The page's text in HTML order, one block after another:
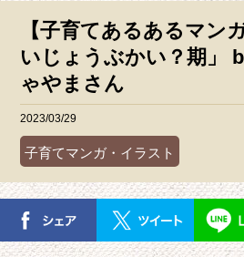
【子育てあるあるマン
いじょうぶかい？期」
ゃやまさん
2023/03/29
子育てマンガ・イラスト